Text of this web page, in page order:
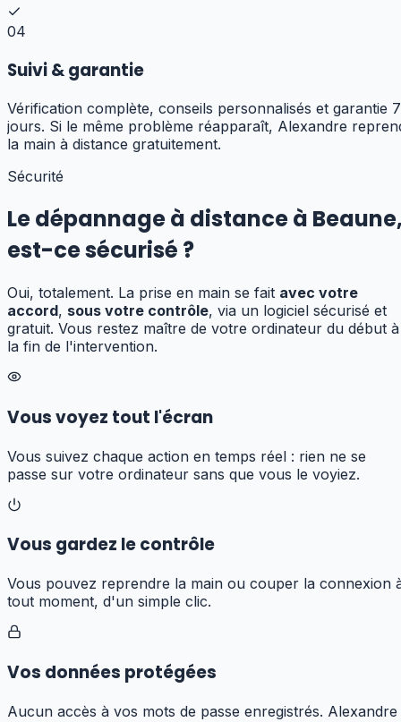
04
Suivi & garantie
Vérification complète, conseils personnalisés et garantie 7
jours. Si le même problème réapparaît, Alexandre
la main à distance gratuitement.
Sécurité
Le dépannage à distance à Beaune
est-ce sécurisé ?
Oui, totalement. La prise en main se fait avec votre
accord, sous votre contrôle, via un logiciel sécurisé et
gratuit. Vous restez maître de votre ordinateur du début à
la fin de l'intervention.
Vous voyez tout l'écran
Vous suivez chaque action en temps réel : rien ne se
passe sur votre ordinateur sans que vous le voyiez.
Vous gardez le contrôle
Vous pouvez reprendre la main ou couper la connexion
tout moment, d'un simple clic.
Vos données protégées
Aucun accès à vos mots de passe enregistrés. Alexandre